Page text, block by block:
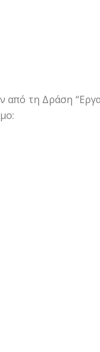
τη Δράση